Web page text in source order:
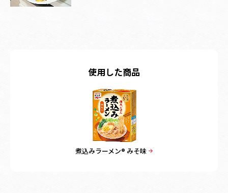
使用した商品
煮込みラーメン® みそ味